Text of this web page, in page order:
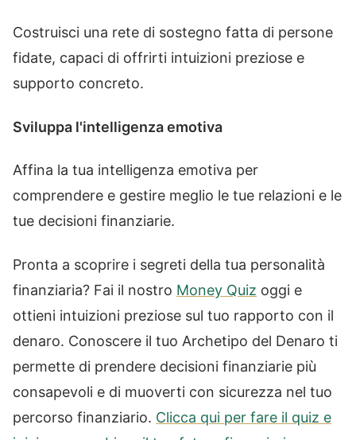
Costruisci una rete di sostegno fatta di persone
fidate, capaci di offrirti intuizioni preziose e
supporto concreto.
Sviluppa l'intelligenza emotiva
Affina la tua intelligenza emotiva per
comprendere e gestire meglio le tue relazioni e le
tue decisioni finanziarie.
Pronta a scoprire i segreti della tua personalità
finanziaria? Fai il nostro Money Quiz oggi e
ottieni intuizioni preziose sul tuo rapporto con il
denaro. Conoscere il tuo Archetipo del Denaro ti
permette di prendere decisioni finanziarie più
consapevoli e di muoverti con sicurezza nel tuo
percorso finanziario. Clicca qui per fare il quiz e